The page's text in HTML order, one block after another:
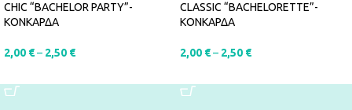
CHIC “BACHELOR PARTY”-
ΚΟΝΚΑΡΔΑ
2,00 €– 2,50 €
CLASSIC “BACHELORETTE”-
ΚΟΝΚΑΡΔΑ
2,00 €– 2,50 €